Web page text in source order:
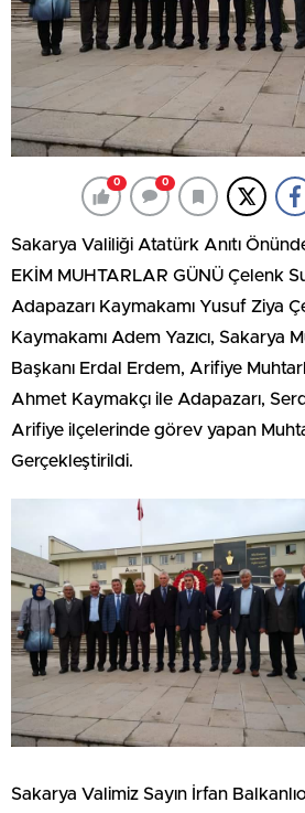
0 0
Sakarya Valiliği Atatürk Anıtı
EKİM MUHTARLAR GÜNÜ Çelenk
Adapazarı Kaymakamı Yusuf Ziya
Kaymakamı Adem Yazıcı, Sakarya
Başkanı Erdal Erdem, Arifiye
Ahmet Kaymakçı ile Adapazarı,
Arifiye ilçelerinde görev yapan
Gerçekleştirildi.
Sakarya Valimiz Sayın İrfan